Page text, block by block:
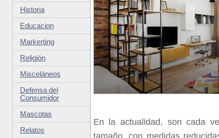
En la actualidad, son cada
tamaño, con medidas
Historia
Educacion
Markerting
Religión
Misceláneos
Defensa del
Consumidor
Mascotas
Relatos